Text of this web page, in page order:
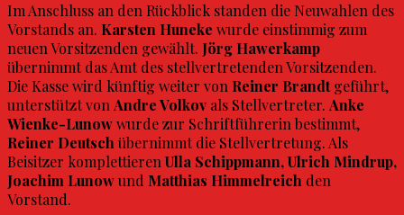
Im Anschluss an den Rückblick standen die Neuwahlen des
Vorstands an. Karsten Huneke wurde einstimmig zum
neuen Vorsitzenden gewählt. Jörg Hawerkamp
übernimmt das Amt des stellvertretenden Vorsitzenden.
Die Kasse wird künftig weiter von Reiner Brandtgeführt,
unterstützt von Andre Volkov als Stellvertreter. Anke
Wienke-Lunowwurde zur Schriftführerin bestimmt,
Reiner Deutsch übernimmt die Stellvertretung. Als
Beisitzer komplettieren Ulla Schippmann, Ulrich Mindrup,
Joachim Lunowund Matthias Himmelreich den
Vorstand.